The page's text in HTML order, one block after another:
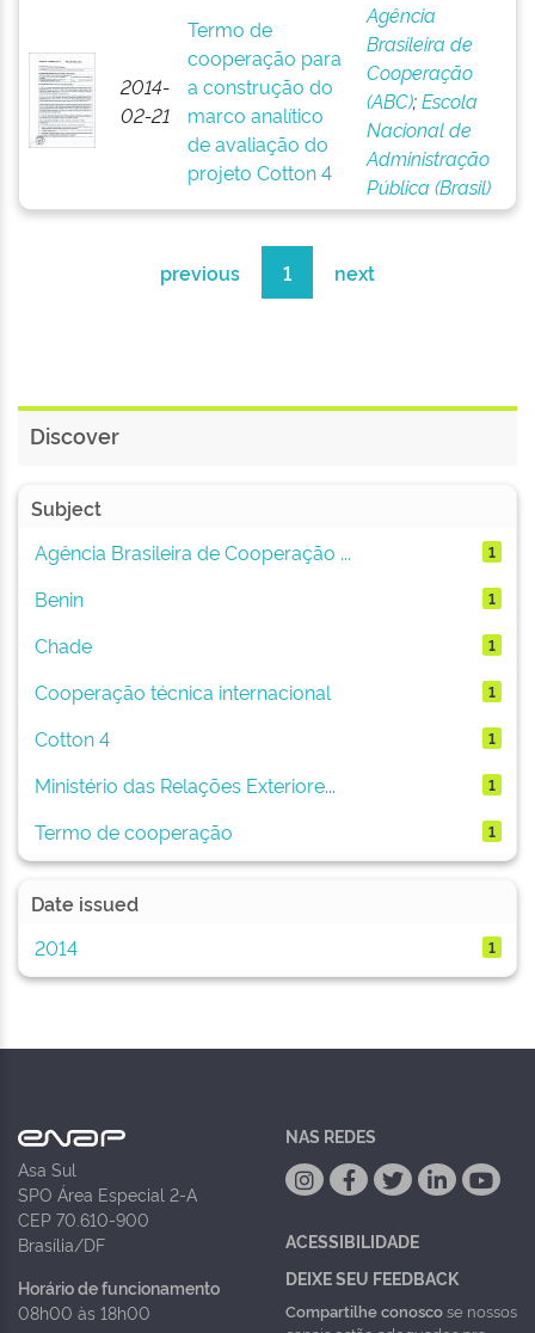
2014-
02-21
Termo de
cooperação para
a construção do
marco analítico
de avaliação do
projeto Cotton 4
Agência
Brasileira de
Cooperação
(ABC);Escola
Nacional de
Administração
Pública (Brasil)
previous 1 next
Discover
Subject
Agência Brasileira de Cooperação ...
1
Benin 1
Chade 1
Cooperação técnica internacional 1
Cotton 4 1
Ministério das Relações Exteriore... 1
Termo de cooperação 1
Date issued
2014
1
Asa Sul
SPO Área Especial 2-A
CEP 70.610-900
Brasília/DF
Horário de funcionamento
08h00 às 18h00
NAS REDES
ACESSIBILIDADE
DEIXE SEU FEEDBACK
Compartilhe conoscose nossos